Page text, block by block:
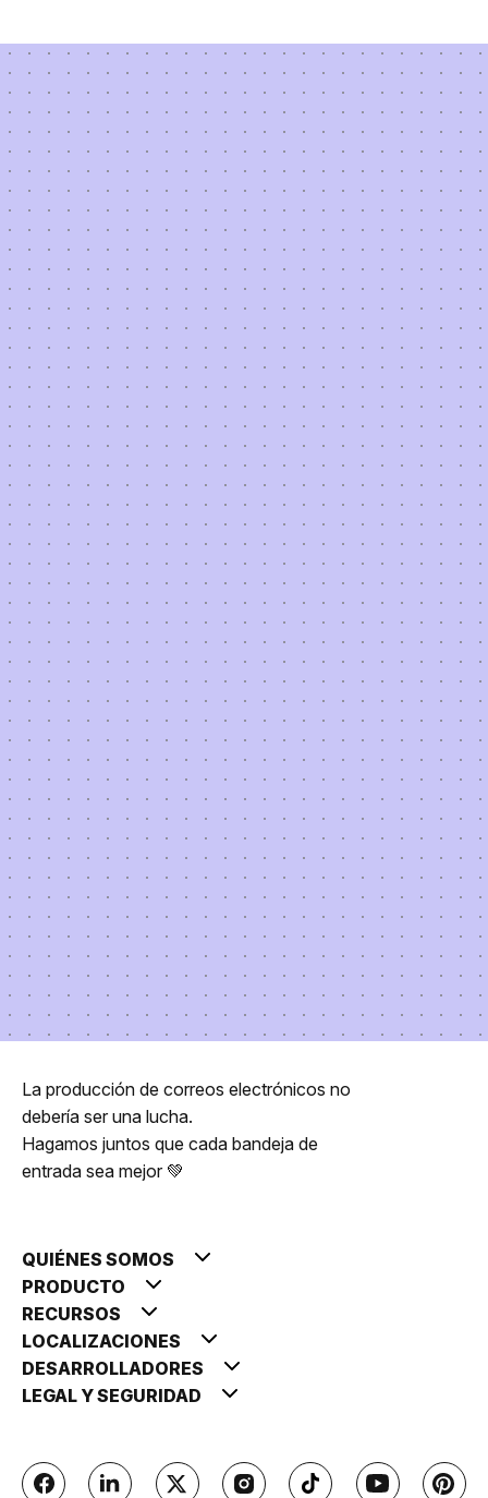
La producción de correos electrónicos no
debería ser una lucha.
Hagamos juntos que cada bandeja de
entrada sea mejor 💚
QUIÉNES SOMOS
PRODUCTO
RECURSOS
LOCALIZACIONES
DESARROLLADORES
LEGAL Y SEGURIDAD